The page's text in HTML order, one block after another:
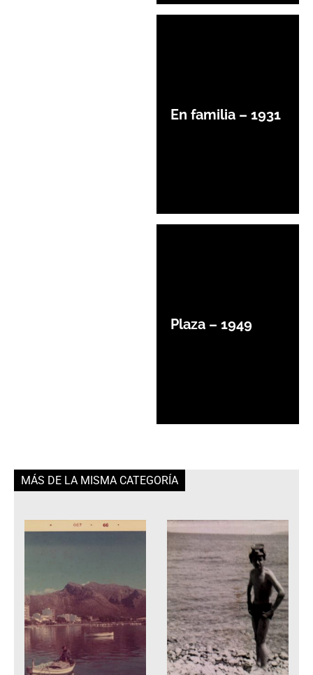
En familia – 1931
Plaza – 1949
MÁS DE LA MISMA CATEGORÍA